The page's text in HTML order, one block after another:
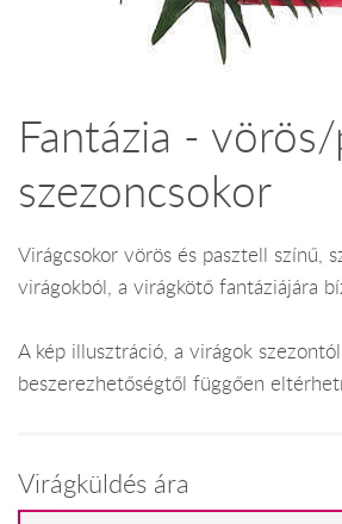
Fantázia -
szezoncsokor
Virágcsokor vörös és pasztell színű,
virágokból, a virágkötő fantáziájára
A kép illusztráció, a virágok
beszerezhetőségtől függően
Virágküldés ára